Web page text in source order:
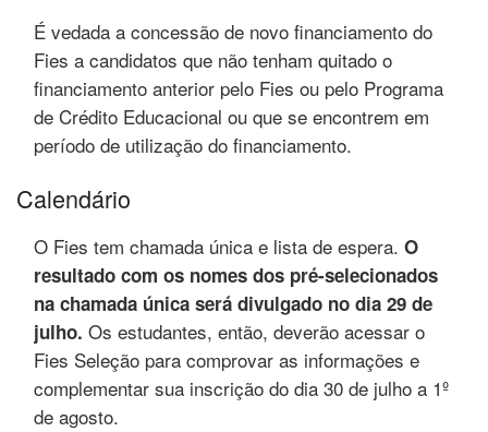
É vedada a concessão de novo financiamento do
Fies a candidatos que não tenham quitado o
financiamento anterior pelo Fies ou pelo Programa
de Crédito Educacional ou que se encontrem em
período de utilização do financiamento.
Calendário
O Fies tem chamada única e lista de espera. O
resultado com os nomes dos pré-selecionados
na chamada única será divulgado no dia 29 de
julho. Os estudantes, então, deverão acessar o
Fies Seleção para comprovar as informações e
complementar sua inscrição do dia 30 de julho a 1º
de agosto.